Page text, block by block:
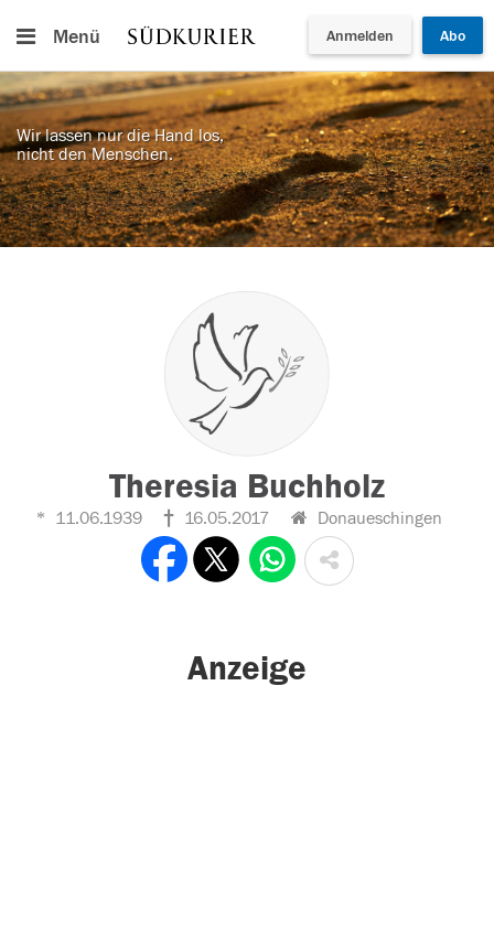
Menü Anmelden Abo
Wir lassen nur die Hand los,
nicht den Menschen.
Theresia Buchholz
11.06.1939 16.05.2017 Donaueschingen
Anzeige